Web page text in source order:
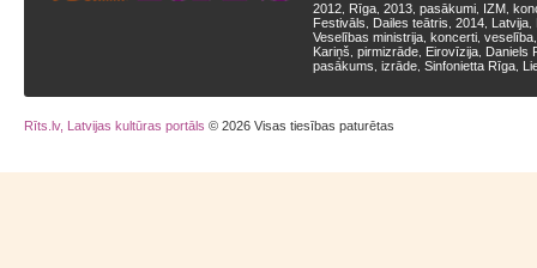
2012 Rīga 2013 pasākumi IZM
Festivāls
Dailes teātris 2014 Latvija
Veselības ministrija koncerti veselība
Kariņš pirmizrāde Eirovīzija Daniels
pasākums izrāde Sinfonietta Rīga
Rīts.lv, Latvijas kultūras portāls © 2026 Visas tiesības paturētas